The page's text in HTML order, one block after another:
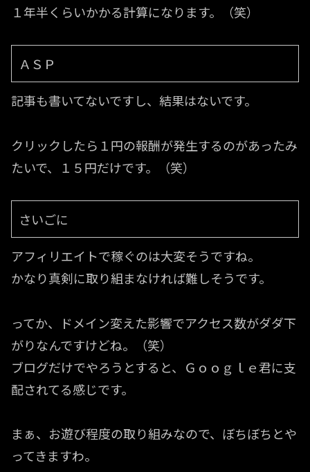
１年半くらいかかる計算になります。（笑）
ＡＳＰ
記事も書いてないですし、結果はないです。
クリックしたら１円の報酬が発生するのがあったみ
たいで、１５円だけです。（笑）
さいごに
アフィリエイトで稼ぐのは大変そうですね。
かなり真剣に取り組まなければ難しそうです。
ってか、ドメイン変えた影響でアクセス数がダダ下
がりなんですけどね。（笑）
ブログだけでやろうとすると、Ｇｏｏｇｌｅ君に支
配されてる感じです。
まぁ、お遊び程度の取り組みなので、ぼちぼちとや
ってきますわ。